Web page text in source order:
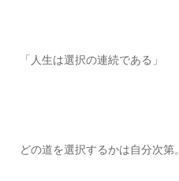
「人生は選択の連続である」
どの道を選択するかは自分次第。